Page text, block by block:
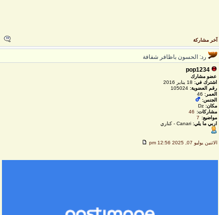
آخر مشاركة
رد: الحسون باظافر شفافة
pop1234
عضو مشارك
اشترك في:18 يناير 2016
رقم العضوية:105024
العمر: 46
الجنس:
مكان:Dz
مشاركات:
46
مواضيع:
7
اربي ما يلي:Canari - كناري
الاثنين يوليو 07, 2025 12:56 pm